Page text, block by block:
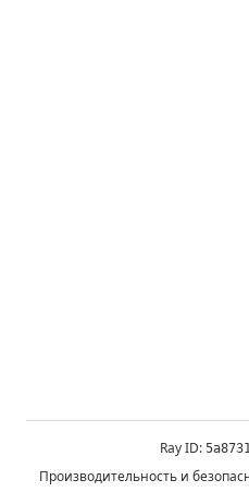
Ray ID:
Производительность и